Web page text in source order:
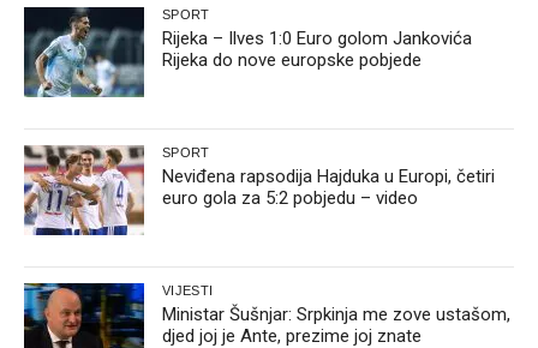
SPORT
Rijeka – Ilves 1:0 Euro golom Jankovića
Rijeka do nove europske pobjede
SPORT
Neviđena rapsodija Hajduka u Europi, četiri
euro gola za 5:2 pobjedu – video
VIJESTI
Ministar Šušnjar: Srpkinja me zove ustašom,
djed joj je Ante, prezime joj znate